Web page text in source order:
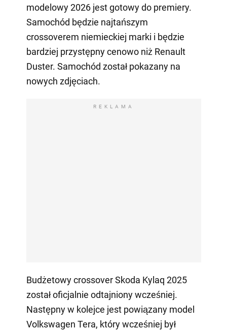
modelowy 2026 jest gotowy do premiery.
Samochód będzie najtańszym
crossoverem niemieckiej marki i będzie
bardziej przystępny cenowo niż Renault
Duster. Samochód został pokazany na
nowych zdjęciach.
REKLAMA
Budżetowy crossover Skoda Kylaq 2025
został oficjalnie odtajniony wcześniej.
Następny w kolejce jest powiązany model
Volkswagen Tera, który wcześniej był